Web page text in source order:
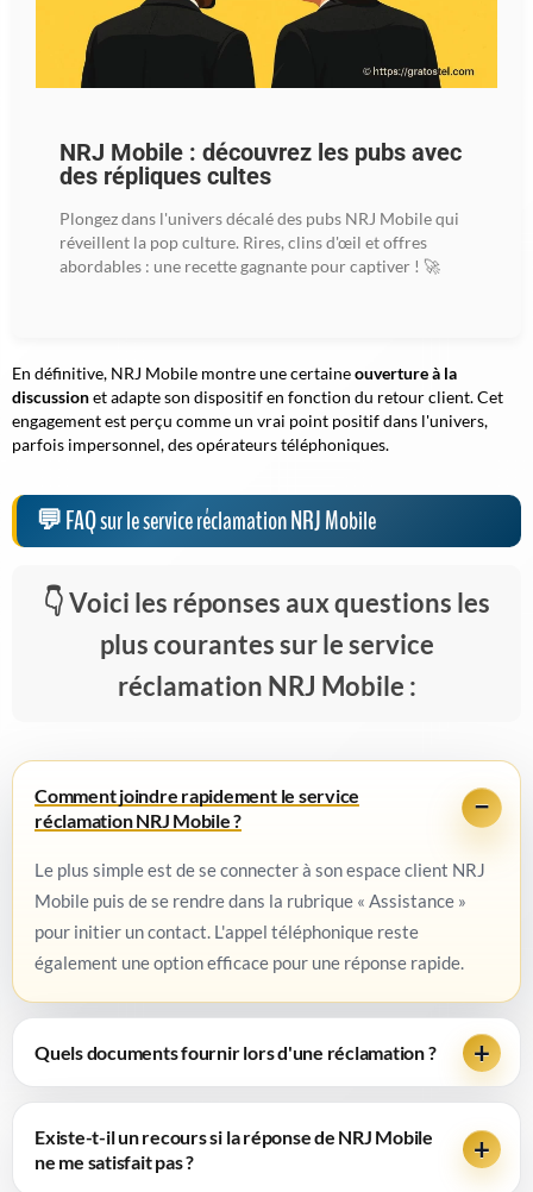
NRJ Mobile : découvrez les pubs avec
des répliques cultes
Plongez dans l'univers décalé des pubs NRJ Mobile qui
réveillent la pop culture. Rires, clins d'œil et offres
abordables : une recette gagnante pour captiver ! 🚀
En définitive, NRJ Mobile montre une certaineouverture à la
discussionet adapte son dispositif en fonction du retour client. Cet
engagement est perçu comme un vrai point positif dans l'univers,
parfois impersonnel, des opérateurs téléphoniques.
FAQ sur le service réclamation NRJ Mobile
Voici les réponses aux questions les
plus courantes sur le service
réclamation NRJ Mobile :
Comment joindre rapidement le service
réclamation NRJ Mobile ?
Le plus simple est de se connecter à son espace client NRJ
Mobile puis de se rendre dans la rubrique « Assistance »
pour initier un contact. L'appel téléphonique reste
également une option efficace pour une réponse rapide.
Quels documents fournir lors d'une réclamation ?
Existe-t-il un recours si la réponse de NRJ Mobile
ne me satisfait pas ?